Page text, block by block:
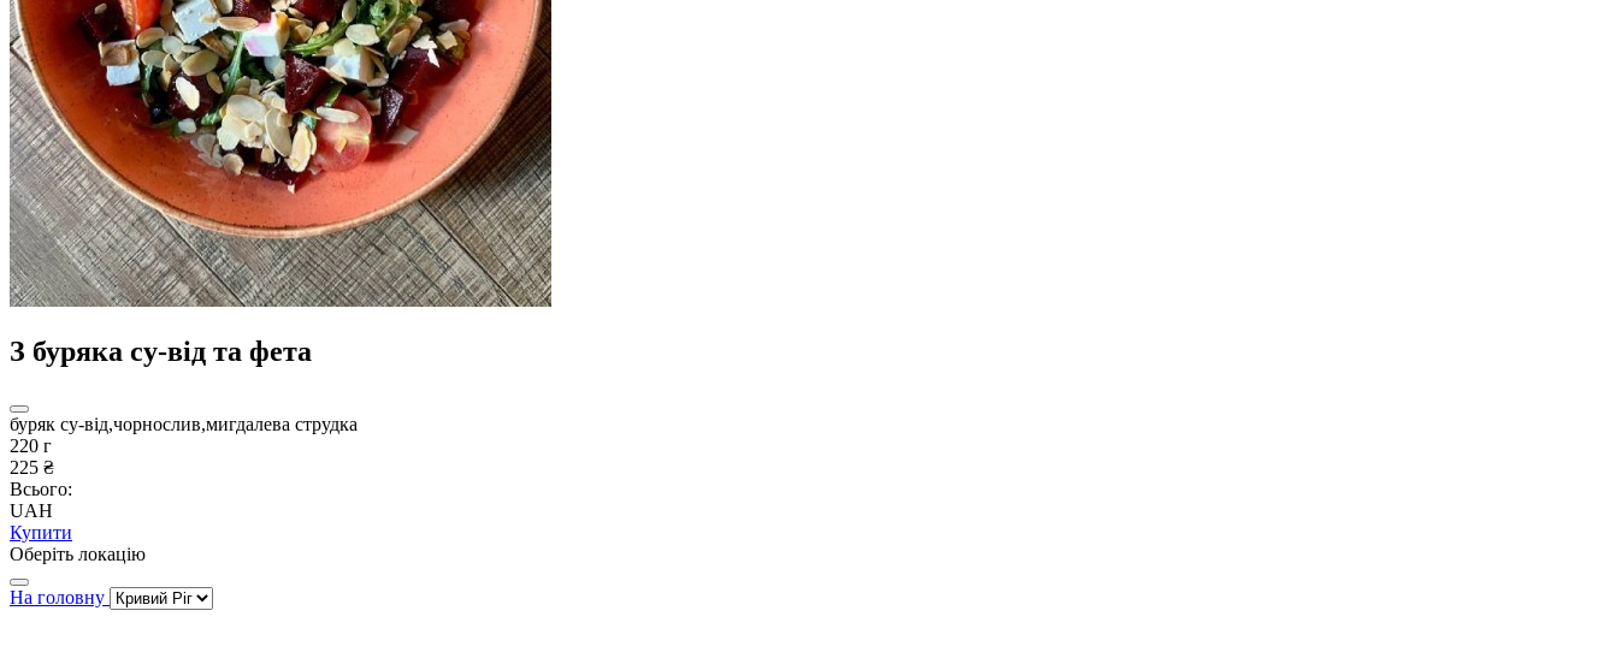
З буряка су-від та фета
буряк су-від,чорнослив,мигдалева струдка
220 г
225 ₴
Всього:
UAH
Купити
Оберіть локацію
На головну